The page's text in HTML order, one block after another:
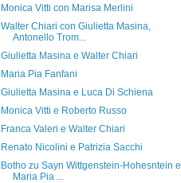
Monica Vitti con Marisa Merlini
Walter Chiari con Giulietta Masina,
Antonello Trom...
Giulietta Masina e Walter Chiari
Maria Pia Fanfani
Giulietta Masina e Luca Di Schiena
Monica Vitti e Roberto Russo
Franca Valeri e Walter Chiari
Renato Nicolini e Patrizia Sacchi
Botho zu Sayn Wittgenstein-Hohesntein e
Maria Pia ...